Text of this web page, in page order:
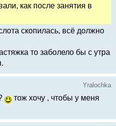
как после занятия в
скопилась, всё должно
то заболело бы с утра
Yralochka
тож хочу , чтобы у меня